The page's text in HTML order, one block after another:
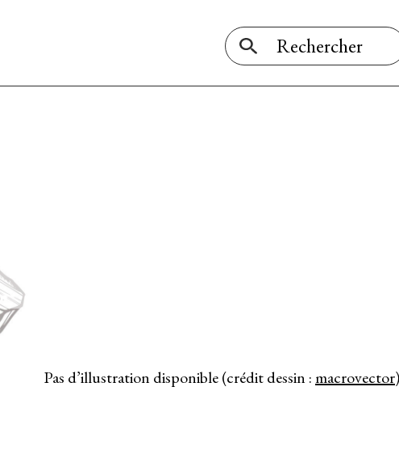
Pas d’illustration disponible (crédit dessin :macrovector)